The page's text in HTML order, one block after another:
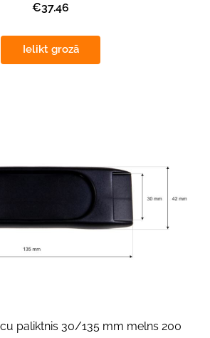
€37.46
Ielikt grozā
paliktnis 30/135 mm melns 200